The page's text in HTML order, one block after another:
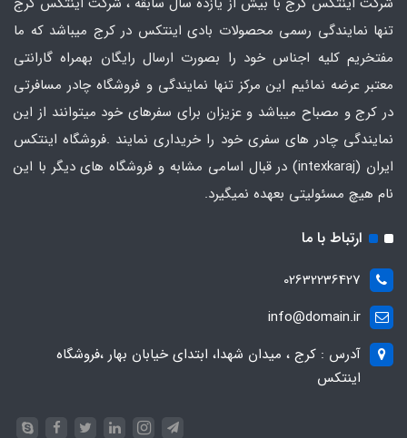
تنها نمایندگی رسمی محصولات بادی اینتکس در کرج میباشد که ما
مفتخریم کلیه اجناس خود را بصورت ارسال رایگان بهمراه گارانتی
معتبر عرضه نمائیم این مرکز تنها نمایندگی و فروشگاه چادر مسافرتی
در کرج و مصباح میباشد و عزیزان برای سفرهای خود میتوانند از این
نمایندگی چادر های سفری خود را خریداری نمایند .فروشگاه اینتکس
ایران
(intexkaraj) در قبال اسامی مشابه و فروشگاه های دیگر با این
نام هیچ مسئولیتی بعهده نمیگیرد.
ارتباط با ما
02632236427
info@domain.ir
آدرس : کرج ، میدان شهدا، ابتدای خیابان بهار ،فروشگاه
اینتکس